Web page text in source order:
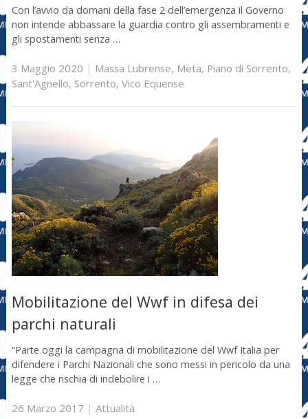
Con l’avvio da domani della fase 2 dell’emergenza il Governo
non intende abbassare la guardia contro gli assembramenti e
gli spostamenti senza …
3 Maggio 2020 | Massa Lubrense, Meta, Piano di Sorrento,
Sant'Agnello, Sorrento, Vico Equense
Mobilitazione del Wwf in difesa dei
parchi naturali
“Parte oggi la campagna di mobilitazione del Wwf Italia per
difendere i Parchi Nazionali che sono messi in pericolo da una
legge che rischia di indebolire i …
26 Marzo 2017 | Attualità